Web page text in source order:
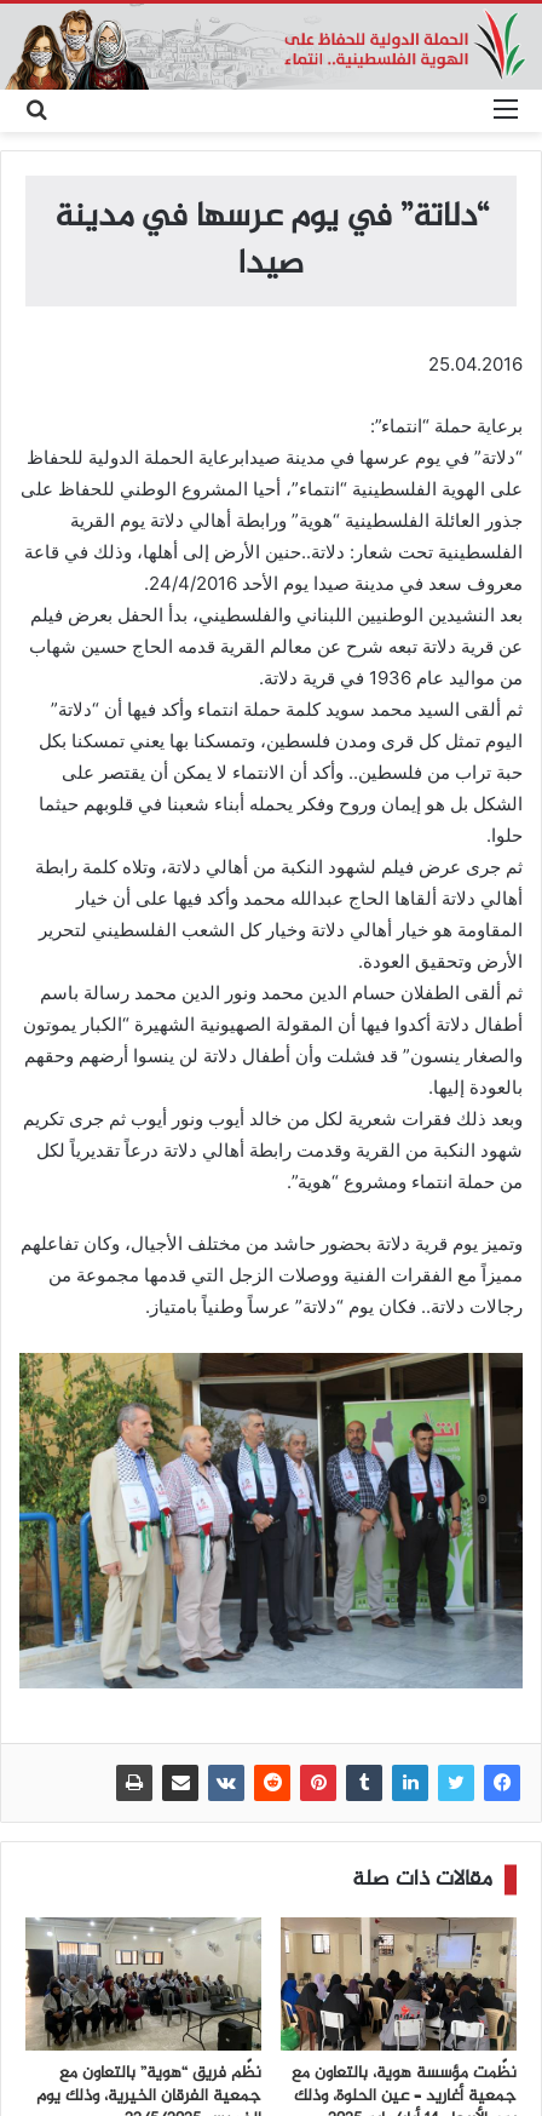
عن
القائمة
“دلاتة” في يوم عرسها في مدينة
صيدا
25.04.2016
برعاية حملة “انتماء”:
“دلاتة” في يوم عرسها في مدينة صيدابرعاية الحملة الدولية للحفاظ
على الهوية الفلسطينية “انتماء”، أحيا المشروع الوطني للحفاظ على
جذور العائلة الفلسطينية “هوية” ورابطة أهالي دلاتة يوم القرية
الفلسطينية تحت شعار: دلاتة..حنين الأرض إلى أهلها، وذلك في قاعة
معروف سعد في مدينة صيدا يوم الأحد 24/4/2016.
بعد النشيدين الوطنيين اللبناني والفلسطيني، بدأ الحفل بعرض فيلم
عن قرية دلاتة تبعه شرح عن معالم القرية قدمه الحاج حسين شهاب
من مواليد عام 1936 في قرية دلاتة.
ثم ألقى السيد محمد سويد كلمة حملة انتماء وأكد فيها أن “دلاتة”
اليوم تمثل كل قرى ومدن فلسطين، وتمسكنا بها يعني تمسكنا بكل
حبة تراب من فلسطين.. وأكد أن الانتماء لا يمكن أن يقتصر على
الشكل بل هو إيمان وروح وفكر يحمله أبناء شعبنا في قلوبهم حيثما
حلوا.
ثم جرى عرض فيلم لشهود النكبة من أهالي دلاتة، وتلاه كلمة رابطة
أهالي دلاتة ألقاها الحاج عبدالله محمد وأكد فيها على أن خيار
المقاومة هو خيار أهالي دلاتة وخيار كل الشعب الفلسطيني لتحرير
الأرض وتحقيق العودة.
ثم ألقى الطفلان حسام الدين محمد ونور الدين محمد رسالة باسم
أطفال دلاتة أكدوا فيها أن المقولة الصهيونية الشهيرة “الكبار يموتون
والصغار ينسون” قد فشلت وأن أطفال دلاتة لن ينسوا أرضهم وحقهم
بالعودة إليها.
وبعد ذلك فقرات شعرية لكل من خالد أيوب ونور أيوب ثم جرى تكريم
شهود النكبة من القرية وقدمت رابطة أهالي دلاتة درعاً تقديرياً لكل
من حملة انتماء ومشروع “هوية”.
وتميز يوم قرية دلاتة بحضور حاشد من مختلف الأجيال، وكان تفاعلهم
مميزاً مع الفقرات الفنية ووصلات الزجل التي قدمها مجموعة من
رجالات دلاتة.. فكان يوم “دلاتة” عرساً وطنياً بامتياز.
مقالات ذات صلة
نظّمت مؤسسة هوية، بالتعاون مع
جمعية أغاريد – عين الحلوة، وذلك
نظّم فريق “هوية” بالتعاون مع
جمعية الفرقان الخيرية، وذلك يوم